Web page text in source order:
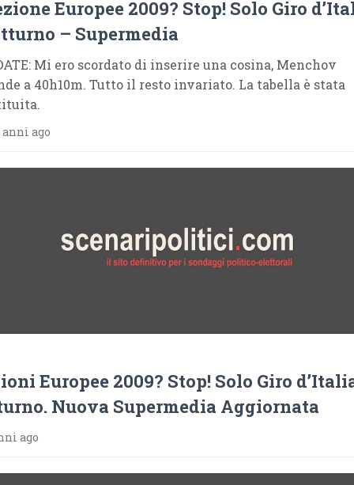
Europee 2009? Stop! Solo Giro
– Supermedia
Mi ero scordato di inserire una cosina, Menchov
a 40h10m. Tutto il resto invariato. La tabella è stata
anni ago
Europee 2009? Stop! Solo Giro
Nuova Supermedia Aggiornata
ago